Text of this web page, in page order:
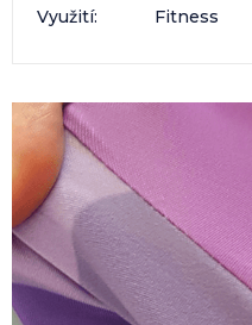
Využití: Fitness